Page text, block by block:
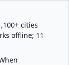
cities
offline; 11